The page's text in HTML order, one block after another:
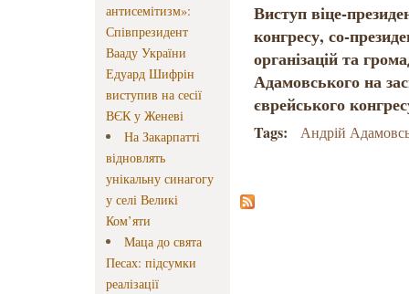
антисемітизм»:
Співпрезидент
Вааду України
Едуард Шифрін
виступив на сесії
ВЄК у Женеві
На Закарпатті
відновлять
унікальну синагогу
у селі Великі
Ком’яти
Маца до свята
Песах: підсумки
реалізації
Виступ віце-
конгресу, со-
організацій та
Адамовського на
єврейського
Tags: Андрій